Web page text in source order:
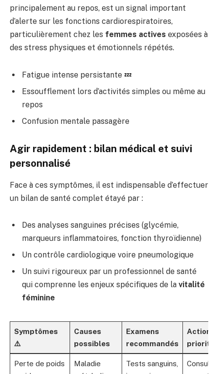
principalement au repos, est un signal important
d’alerte sur les fonctions cardiorespiratoires,
particulièrement chez les femmes actives exposées à
des stress physiques et émotionnels répétés.
Fatigue intense persistante 💤
Essoufflement lors d’activités simples ou même au
repos
Confusion mentale passagère
Agir rapidement : bilan médical et suivi
personnalisé
Face à ces symptômes, il est indispensable d’effectuer
un bilan de santé complet étayé par :
Des analyses sanguines précises (glycémie,
marqueurs inflammatoires, fonction thyroïdienne)
Un contrôle cardiologique voire pneumologique
Un suivi rigoureux par un professionnel de santé
qui comprenne les enjeux spécifiques de la vitalité
féminine
Symptômes
⚠️
Causes
possibles
Examens
recommandés
Actions
Perte de poids
Maladie
Tests sanguins,